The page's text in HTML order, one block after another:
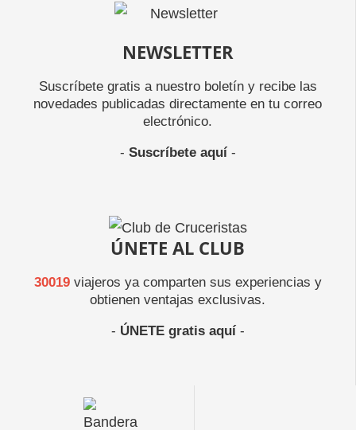
NEWSLETTER
Suscríbete gratis a nuestro boletín y recibe las
novedades publicadas directamente en tu correo
electrónico.
- Suscríbete aquí-
ÚNETE AL CLUB
30019viajeros ya comparten sus experiencias y
obtienen ventajas exclusivas.
- ÚNETE gratis aquí-